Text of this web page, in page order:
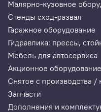
Малярно-кузовное
Стенды сход-развал
Гаражное оборудование
Гидравлика: прессы,
Мебель для автосервиса
Акционное оборудование
Снятое с производства /
Запчасти
Дополнения и